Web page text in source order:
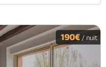
190€ / nuit